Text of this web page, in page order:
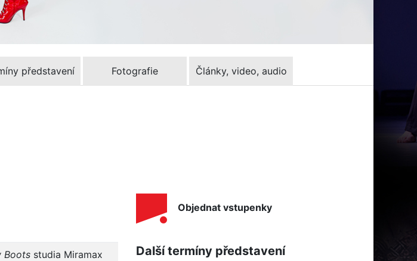
představení Fotografie Články, video, audio
Boots studia Miramax
Objednat vstupenky
Další termíny představení